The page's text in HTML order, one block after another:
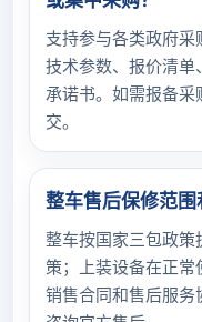
支持参与各类政府
技术参数、报价清单
承诺书。如需报备采
交。
整车售后保修范围
整车按国家三包政
策；上装设备在正常
销售合同和售后服务